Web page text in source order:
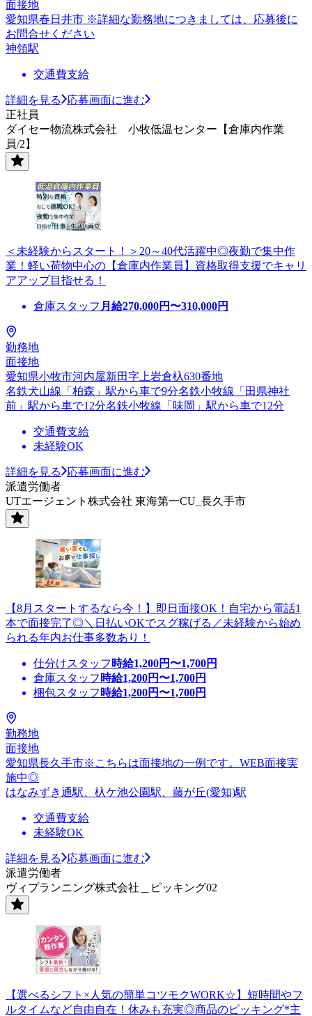
面接地
愛知県春日井市 ※詳細な勤務地につきましては、応募後に
お問合せください
神領駅
交通費支給
詳細を見る
応募画面に進む
正社員
ダイセー物流株式会社 小牧低温センター【倉庫内作業
員/2】
＜未経験からスタート！＞20～40代活躍中◎夜勤で集中作
業！軽い荷物中心の【倉庫内作業員】資格取得支援でキャリ
アアップ目指せる！
倉庫スタッフ 月給270,000円〜310,000円
勤務地
面接地
愛知県小牧市河内屋新田字上岩倉杁630番地
名鉄犬山線「柏森」駅から車で9分名鉄小牧線「田県神社
前」駅から車で12分名鉄小牧線「味岡」駅から車で12分
交通費支給
未経験OK
詳細を見る
応募画面に進む
派遣労働者
UTエージェント株式会社 東海第一CU_長久手市
【8月スタートするなら今！】即日面接OK！自宅から電話1
本で面接完了◎＼日払いOKでスグ稼げる／未経験から始め
られる年内お仕事多数あり！
仕分けスタッフ 時給1,200円〜1,700円
倉庫スタッフ 時給1,200円〜1,700円
梱包スタッフ 時給1,200円〜1,700円
勤務地
面接地
愛知県長久手市※こちらは面接地の一例です。WEB面接実
施中◎
はなみずき通駅、杁ケ池公園駅、藤が丘(愛知)駅
交通費支給
未経験OK
詳細を見る
応募画面に進む
派遣労働者
ヴィプランニング株式会社＿ピッキング02
【選べるシフト×人気の簡単コツモクWORK☆】短時間やフ
ルタイムなど自由自在！休みも充実◎商品のピッキング*主